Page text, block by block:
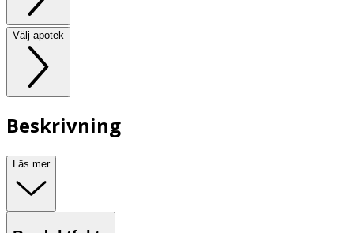
Välj apotek
Beskrivning
Läs mer